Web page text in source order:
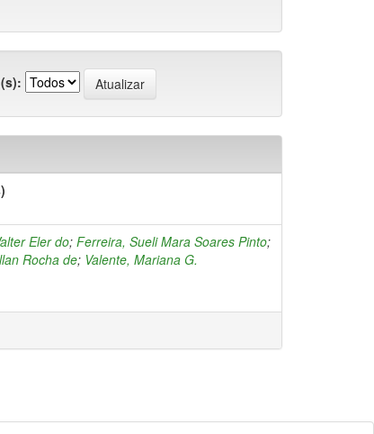
Eler do; Ferreira, Sueli Mara Soares Pinto;
Rocha de; Valente, Mariana G.